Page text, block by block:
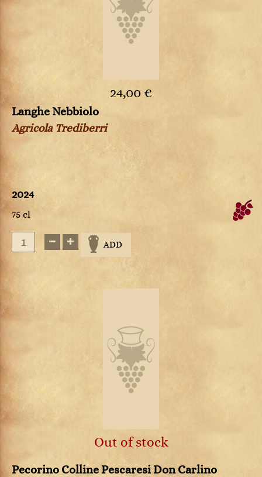
24,00 €
Langhe Nebbiolo
Agricola Trediberri
2024
75 cl
ADD
Out of stock
Pecorino Colline Pescaresi Don Carlino